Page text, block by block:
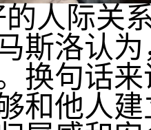
人际关
斯洛认
换句话
和他人